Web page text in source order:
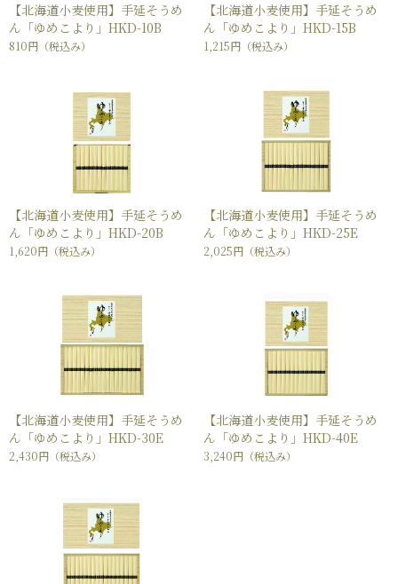
【北海道小麦使用】手延そうめ
ん「ゆめこより」HKD-10B
810円 （税込み）
【北海道小麦使用】手延そうめ
ん「ゆめこより」HKD-15B
1,215円 （税込み）
【北海道小麦使用】手延そうめ
ん「ゆめこより」HKD-20B
1,620円 （税込み）
【北海道小麦使用】手延そうめ
ん「ゆめこより」HKD-25E
2,025円 （税込み）
【北海道小麦使用】手延そうめ
ん「ゆめこより」HKD-30E
2,430円 （税込み）
【北海道小麦使用】手延そうめ
ん「ゆめこより」HKD-40E
3,240円 （税込み）